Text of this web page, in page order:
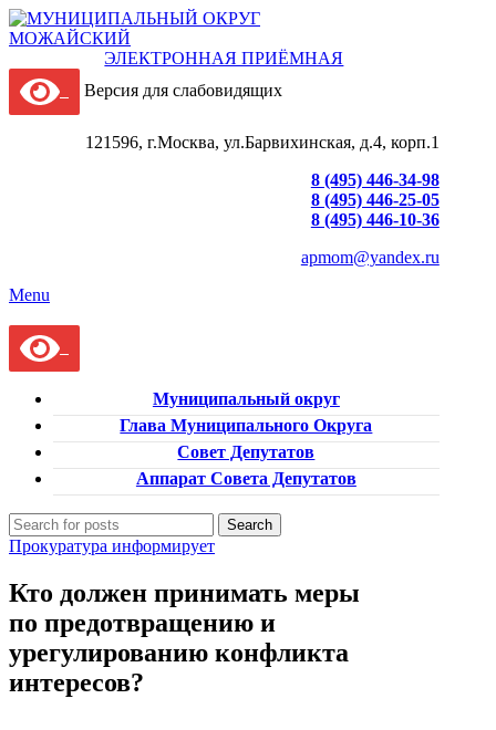
ЭЛЕКТРОННАЯ ПРИЁМНАЯ
Версия для слабовидящих
121596, г.Москва, ул.Барвихинская, д.4, корп.1
8 (495) 446-34-98
8 (495) 446-25-05
8 (495) 446-10-36
apmom@yandex.ru
Menu
Муниципальный округ
Глава Муниципального Округа
Совет Депутатов
Аппарат Совета Депутатов
Search
Прокуратура информирует
Кто должен принимать меры
по предотвращению и
урегулированию конфликта
интересов?